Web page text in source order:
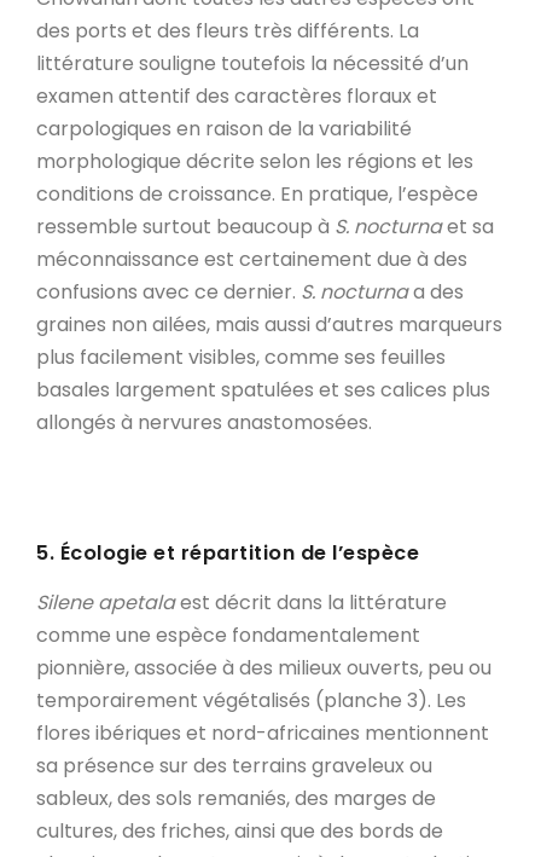
des ports et des fleurs très différents. La
littérature souligne toutefois la nécessité d’un
examen attentif des caractères floraux et
carpologiques en raison de la variabilité
morphologique décrite selon les régions et les
conditions de croissance. En pratique, l’espèce
ressemble surtout beaucoup à S. nocturnaet sa
méconnaissance est certainement due à des
confusions avec ce dernier. S. nocturnaa des
graines non ailées, mais aussi d’autres marqueurs
plus facilement visibles, comme ses feuilles
basales largement spatulées et ses calices plus
allongés à nervures anastomosées.
5. Écologie et répartition de l’espèce
Silene apetalaest décrit dans la littérature
comme une espèce fondamentalement
pionnière, associée à des milieux ouverts, peu ou
temporairement végétalisés (planche 3). Les
flores ibériques et nord-africaines mentionnent
sa présence sur des terrains graveleux ou
sableux, des sols remaniés, des marges de
cultures, des friches, ainsi que des bords de